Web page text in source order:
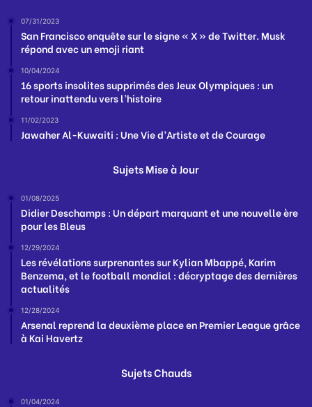
07/31/2023
San Francisco enquête sur le signe « X » de Twitter. Musk
répond avec un emoji riant
10/04/2024
16 sports insolites supprimés des Jeux Olympiques : un
retour inattendu vers l’histoire
11/02/2023
Jawaher Al-Kuwaiti : Une Vie d’Artiste et de Courage
Sujets Mise à Jour
01/08/2025
Didier Deschamps : Un départ marquant et une nouvelle ère
pour les Bleus
12/29/2024
Les révélations surprenantes sur Kylian Mbappé, Karim
Benzema, et le football mondial : décryptage des dernières
actualités
12/28/2024
Arsenal reprend la deuxième place en Premier League grâce
à Kai Havertz
Sujets Chauds
01/04/2024